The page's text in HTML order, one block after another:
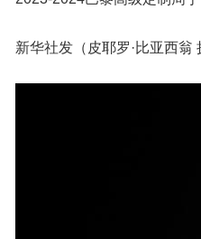
新华社发（皮耶罗·比亚西翁